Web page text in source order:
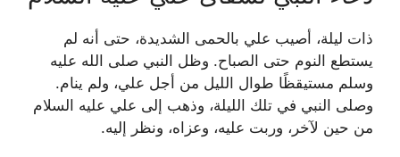
ذات ليلة، أصيب علي بالحمى الشديدة، حتى أنه لم
يستطع النوم حتى الصباح. وظل النبي صلى الله عليه
وسلم مستيقظًا طوال الليل من أجل علي، ولم ينام.
وصلى النبي في تلك الليلة، وذهب إلى علي عليه السلام
من حين لآخر، وربت عليه، وعزاه، ونظر إليه.